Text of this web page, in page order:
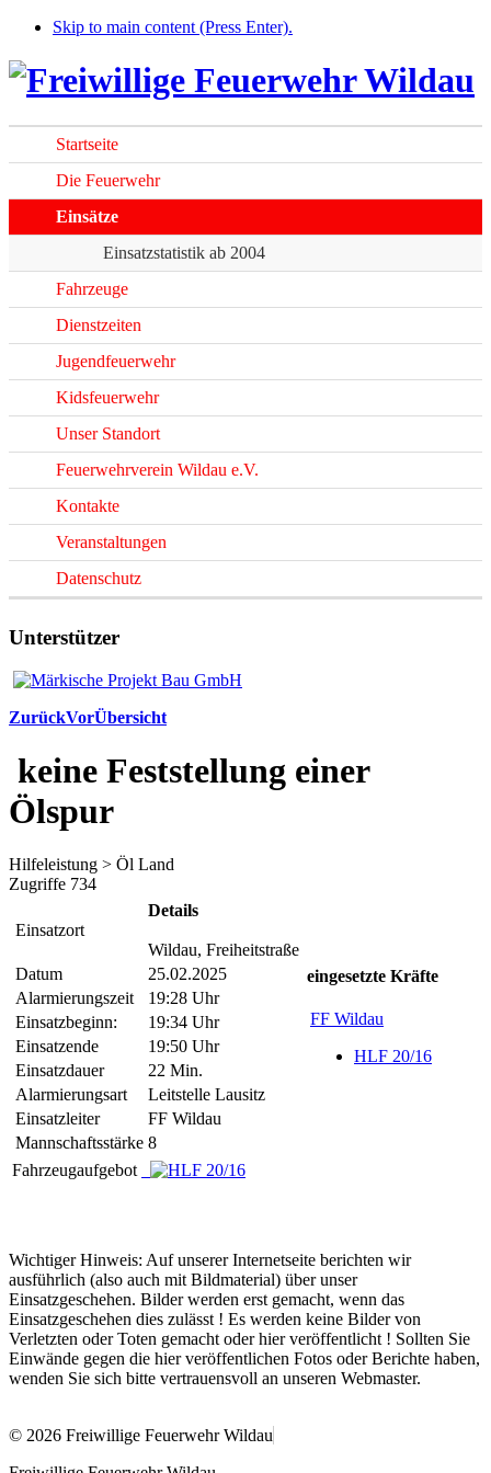
Skip to main content (Press Enter).
Startseite
Die Feuerwehr
Einsätze
Einsatzstatistik ab 2004
Fahrzeuge
Dienstzeiten
Jugendfeuerwehr
Kidsfeuerwehr
Unser Standort
Feuerwehrverein Wildau e.V.
Kontakte
Veranstaltungen
Datenschutz
Unterstützer
ZurückVorÜbersicht
keine Feststellung einer
Ölspur
Hilfeleistung > Öl Land
Zugriffe 734
Einsatzort
Details
Wildau, Freiheitstraße
Datum
25.02.2025
Alarmierungszeit
19:28 Uhr
Einsatzbeginn:
19:34 Uhr
Einsatzende
19:50 Uhr
Einsatzdauer
22 Min.
Alarmierungsart
Leitstelle Lausitz
Einsatzleiter
FF Wildau
Mannschaftsstärke 8
eingesetzte Kräfte
FF Wildau
HLF 20/16
Fahrzeugaufgebot
Wichtiger Hinweis: Auf unserer Internetseite berichten wir
ausführlich (also auch mit Bildmaterial) über unser
Einsatzgeschehen. Bilder werden erst gemacht, wenn das
Einsatzgeschehen dies zulässt ! Es werden keine Bilder von
Verletzten oder Toten gemacht oder hier veröffentlicht ! Sollten Sie
Einwände gegen die hier veröffentlichen Fotos oder Berichte haben,
wenden Sie sich bitte vertrauensvoll an unseren Webmaster.
© 2026 Freiwillige Feuerwehr Wildau